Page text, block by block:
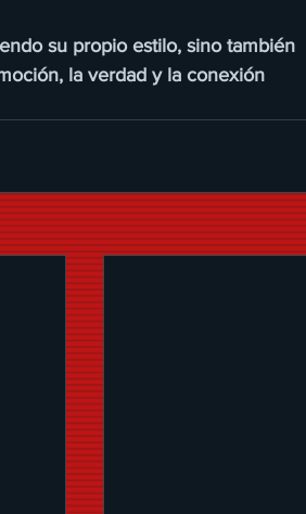
su propio estilo, sino también
la verdad y la conexión